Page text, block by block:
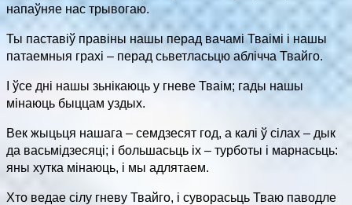
напаўняе нас трывогаю.
Ты паставіў правіны нашы перад вачамi Тваімі і нашы
патаемныя грахі – перад сьветласьцю аблічча Твайго.
I ўсе дні нашы зьнікаюць у гневе Тваiм; гады нашы
мінаюць быццам уздых.
Век жыцьця нашага – семдзесят год, а калі ў сілах – дык
да васьмідзесяці; i большасьць іх – турботы і марнасьць:
яны хутка мінаюць, i мы адлятаем.
Хто ведае сілу гневу Твайго, i суворасьць Тваю паводле